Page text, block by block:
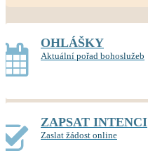
OHLÁŠKY
Aktuální pořad bohoslužeb
ZAPSAT INTENCI
Zaslat žádost online